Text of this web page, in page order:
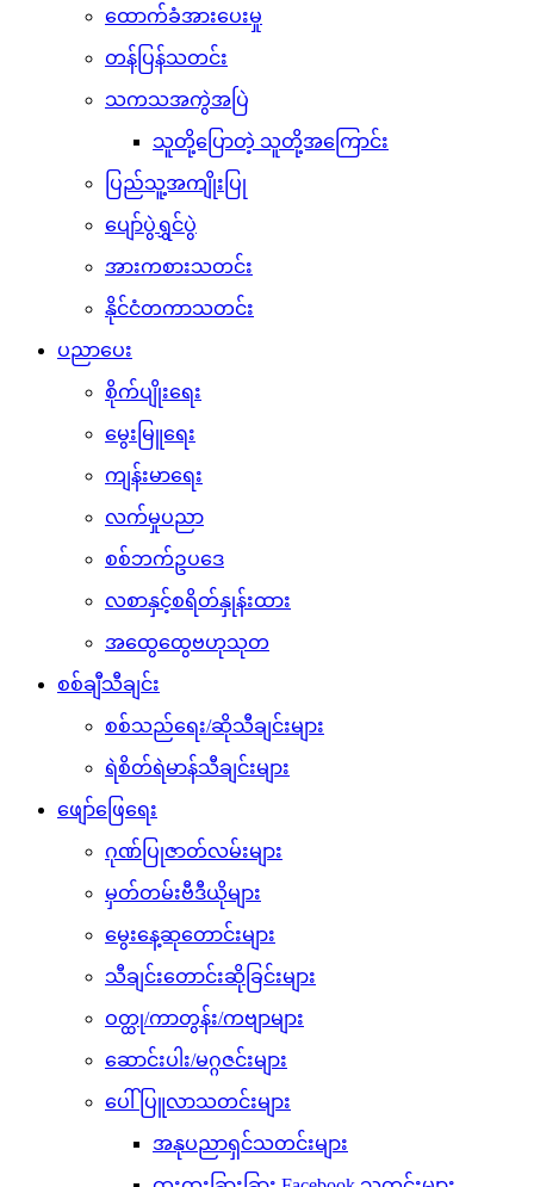
ထောက်ခံအားပေးမှု
တန်ပြန်သတင်း
သကသအကွဲအပြဲ
သူတို့ပြောတဲ့ သူတို့အကြောင်း
ပြည်သူ့အကျိုးပြု
ပျော်ပွဲရွှင်ပွဲ
အားကစားသတင်း
နိုင်ငံတကာသတင်း
ပညာပေး
စိုက်ပျိုးရေး
မွေးမြူရေး
ကျန်းမာရေး
လက်မှုပညာ
စစ်ဘက်ဥပဒေ
လစာနှင့်စရိတ်နှုန်းထား
အထွေထွေဗဟုသုတ
စစ်ချီသီချင်း
စစ်သည်ရေး/ဆိုသီချင်းများ
ရဲစိတ်ရဲမာန်သီချင်းများ
ဖျော်ဖြေရေး
ဂုဏ်ပြုဇာတ်လမ်းများ
မှတ်တမ်းဗီဒီယိုများ
မွေးနေ့ဆုတောင်းများ
သီချင်းတောင်းဆိုခြင်းများ
ဝတ္ထု/ကာတွန်း/ကဗျာများ
ဆောင်းပါး/မဂ္ဂဇင်းများ
ပေါ်ပြူလာသတင်းများ
အနုပညာရှင်သတင်းများ